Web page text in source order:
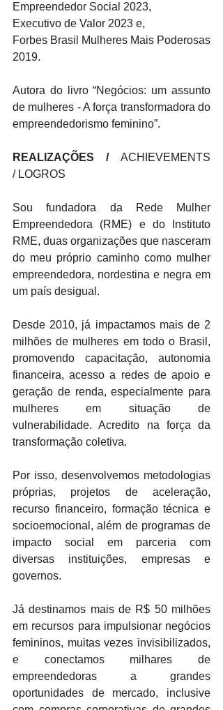
Empreendedor Social 2023,
Executivo de Valor 2023 e,
Forbes Brasil Mulheres Mais Poderosas
2019.
Autora do livro “Negócios: um assunto
de mulheres - A força transformadora do
empreendedorismo feminino”.
REALIZAÇÕES / ACHIEVEMENTS
/ LOGROS
Sou fundadora da Rede Mulher
Empreendedora (RME) e do Instituto
RME, duas organizações que nasceram
do meu próprio caminho como mulher
empreendedora, nordestina e negra em
um país desigual.
Desde 2010, já impactamos mais de 2
milhões de mulheres em todo o Brasil,
promovendo capacitação, autonomia
financeira, acesso a redes de apoio e
geração de renda, especialmente para
mulheres em situação de
vulnerabilidade. Acredito na força da
transformação coletiva.
Por isso, desenvolvemos metodologias
próprias, projetos de aceleração,
recurso financeiro, formação técnica e
socioemocional, além de programas de
impacto social em parceria com
diversas instituições, empresas e
governos.
Já destinamos mais de R$ 50 milhões
em recursos para impulsionar negócios
femininos, muitas vezes invisibilizados,
e conectamos milhares de
empreendedoras a grandes
oportunidades de mercado, inclusive